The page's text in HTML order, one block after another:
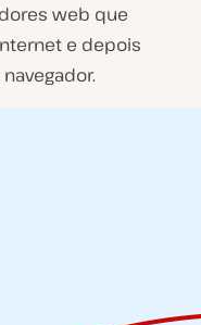
web que
e depois